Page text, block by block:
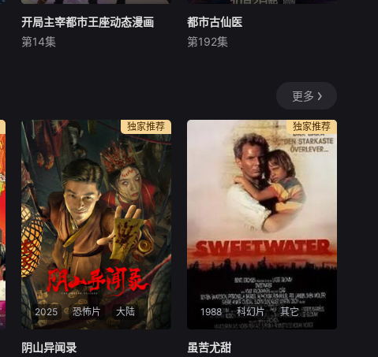
开局主宰都市王座动态漫画
未知
端。 曾经欺辱他的人，终将被
一一清算；曾经错过的机缘，
尽数纳入囊中；曾经遥不可及
的巅峰，如今只需迈步
开局主宰都市王座动态漫画
第14集
都市古仙医
未知
按套路出牌的女司机，被撞之
境，获得了古医门的传承，从
此精通医术、修炼功法，获得
无数美女青睐。
都市古仙医
第192集
更多
2025 恐怖片 大陆
独家推荐
阴山异闻录
阴山异闻录
1988 科幻片 其它
独家推荐
虽苦尤甜
虽苦尤甜